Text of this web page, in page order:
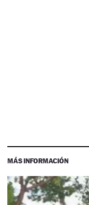
MÁS INFORMACIÓN